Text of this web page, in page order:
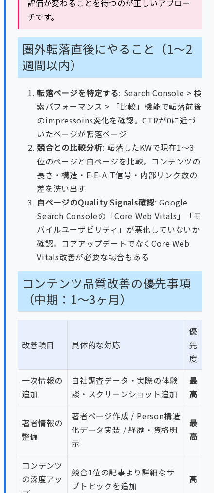
評価が変わることを待つのが正しいアプロー
チです。
圏外転落直後にやること（1〜2
週間以内）
転落ページを特定する: Search Console > 検
索パフォーマンス > 「比較」機能で転落前後
のimpressoins変化を確認。CTRが0に近づ
いたページが転落ページ
競合との比較分析: 転落したKWで現在1〜3
位のページと自ページを比較。コンテンツの
長さ・構造・E-E-A-T信号・内部リンク数の
差を洗い出す
自ページのQuality Signals確認: Google
Search Consoleの「Core Web Vitals」「モ
バイルユーザビリティ」が悪化していないか
確認。コアアップデートでなくCore Web
Vitals改善が必要な場合もある
コンテンツ品質改善の優先事項
（中期：1〜3ヶ月）
改善項目 具体的な対応
優
先
度
一次情報の
追加
自社調査データ・実際の体験
談・スクリーンショット追加
最
高
著者情報の
整備
著者ページ作成 / Person構造
化データ実装 / 経歴・資格明
示
最
高
コンテンツ
の深度アッ
競合1位の記事より詳細なサ
ブトピックを追加
高